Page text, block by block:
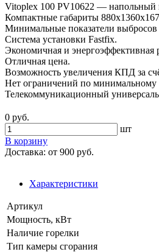
Vitoplex 100 PV10622 — напольный
Компактные габариты
Минимальные показатели
Система установки Fastfix.
Экономичная и энергоэффективная
Отличная цена.
Возможность увеличения КПД за
Нет ограничений по минимальному
Телекоммуникационный
0 руб.
шт
В корзину
Доставка: от 900 руб.
Характеристики
Артикул
Мощность, кВт
Наличие горелки
Тип камеры сгорания